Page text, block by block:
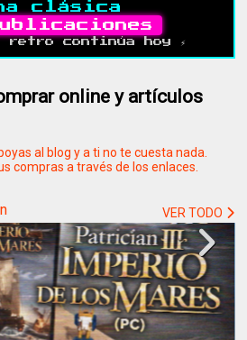
clásica
retro continúa hoy ⚡
online y artículos
al blog y a ti no te cuesta nada.
compras a través de los enlaces.
VER TODO